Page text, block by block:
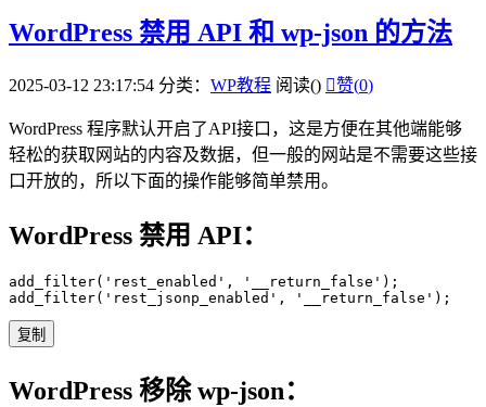
WordPress 禁用 API 和 wp-json 的方法
2025-03-12 23:17:54 分类： WP教程 阅读() 赞(0)
WordPress 程序默认开启了API接口，这是方便在其他端能够
轻松的获取网站的内容及数据，但一般的网站是不需要这些接
口开放的，所以下面的操作能够简单禁用。
WordPress 禁用 API：
add_filter( 'rest_enabled' , '__return_false' ) ;
add_filter( 'rest_jsonp_enabled' , '__return_false' ) ;
复制
WordPress 移除 wp-json：